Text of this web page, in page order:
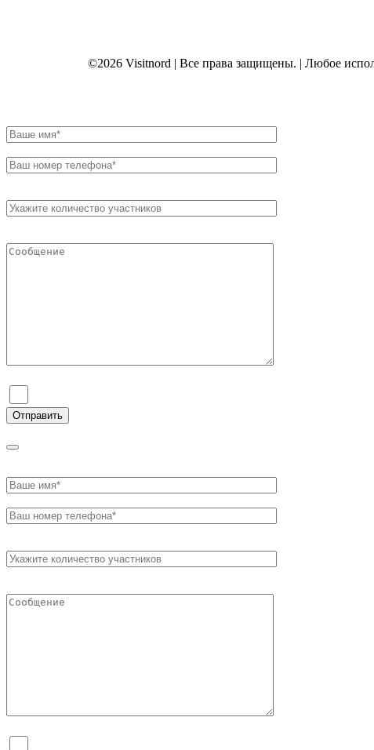
©2026 Visitnord | Все права защищены. | Любое